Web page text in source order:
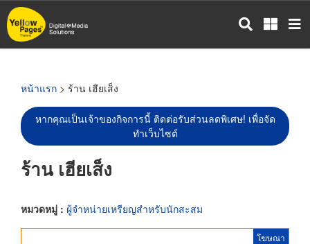
ข้าม
ไป
หน้าแรก > ร้าน เฮียเส็ง
หากคุณเป็นเจ้าของกิจการนี้ ติดต่อรับส่วนลดพิเศษ! เพื่อจัด
ทำเว็บไซต์
ร้าน เฮียเส็ง
หมวดหมู่ : ผู้จำหน่ายเหรียญสำหรับนักสะสม
โฆษณา